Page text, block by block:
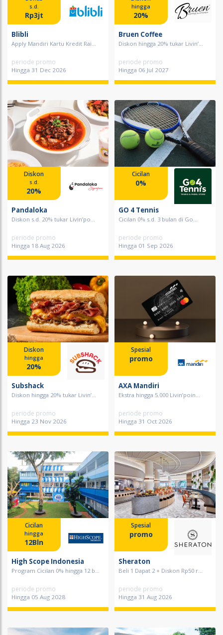
s.d.
Rp3jt
Blibli
Apply Mandiri Kartu Kredit Rai...
periode promo
Hingga 31 Dec 2026
hingga
20%
Bruen Coffee
Diskon hingga 20% tukar Livin’...
periode promo
Hingga 06 Jul 2027
Diskon
s.d.
20%
Pandaloka
Diskon s.d. 20% tukar Livin’po...
periode promo
Hingga 18 Aug 2026
Cicilan
0%
GO 4 Tennis
Cicilan 0% s.d. 3 bulan di Go...
periode promo
Hingga 01 Sep 2026
Diskon
hingga
20%
Subshack
Diskon hingga 20% tukar Livin’...
periode promo
Hingga 23 Nov 2026
Spesial
promo
AXA Mandiri
Ekstra hingga 5.000 Livin’poin...
periode promo
Hingga 31 Oct 2026
Cicilan
hingga
12Bln
High Scope Indonesia
Program Cicilan 0% hingga 12 b...
periode promo
Hingga 05 Aug 2028
Spesial
promo
Sheraton
Beli 1 Dapat 2 + Diskon Rp50 r...
periode promo
Hingga 31 Aug 2026